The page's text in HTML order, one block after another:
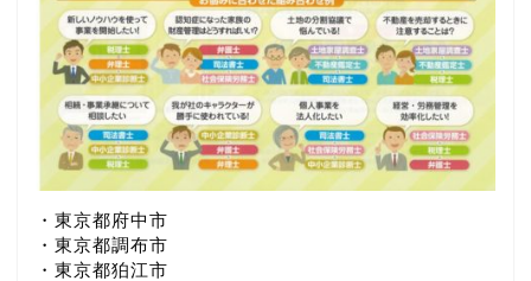
・東京都府中市
・東京都調布市
・東京都狛江市